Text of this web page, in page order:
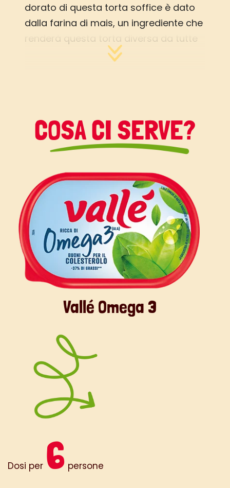
dorato di questa torta soffice è dato
dalla farina di mais, un ingrediente che
renderà questa torta diversa da tutte
le altre. Il contrasto con il rosso acceso
dell’estate in una morbidissima torta
alla frutta.
COSA CI SERVE?
Dosi per 6 persone
Vallé Omega 3